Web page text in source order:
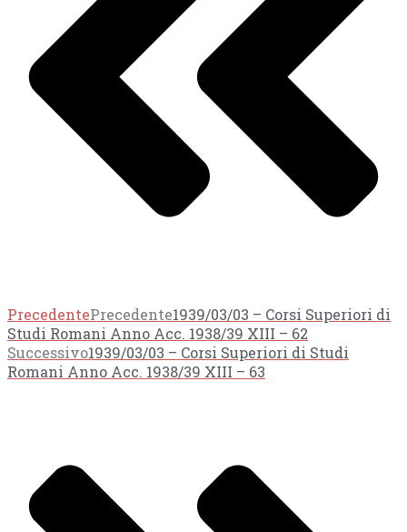
PrecedentePrecedente1939/03/03 – Corsi Superiori di
Studi Romani Anno Acc. 1938/39 XIII – 62
Successivo1939/03/03 – Corsi Superiori di Studi
Romani Anno Acc. 1938/39 XIII – 63